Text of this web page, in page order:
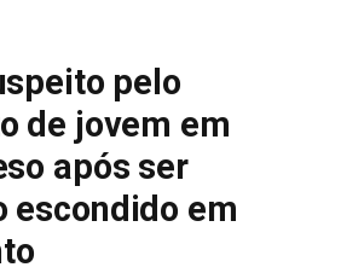
pelo
de jovem em
após ser
escondido em